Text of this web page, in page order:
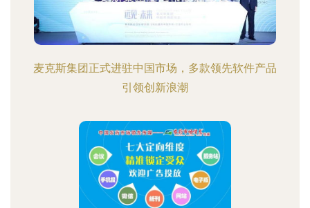
麦克斯集团正式进驻中国市场，多款领先软件产品
引领创新浪潮